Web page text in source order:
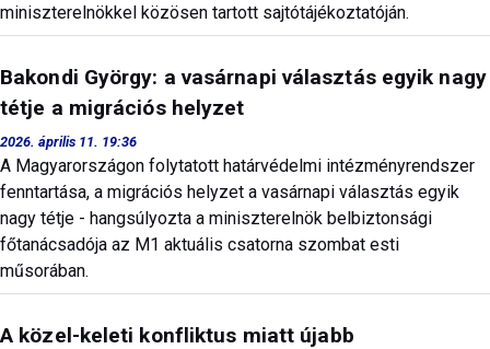
miniszterelnökkel közösen tartott sajtótájékoztatóján.
Bakondi György: a vasárnapi választás egyik nagy
tétje a migrációs helyzet
2026. április 11. 19:36
A Magyarországon folytatott határvédelmi intézményrendszer
fenntartása, a migrációs helyzet a vasárnapi választás egyik
nagy tétje - hangsúlyozta a miniszterelnök belbiztonsági
főtanácsadója az M1 aktuális csatorna szombat esti
műsorában.
A közel-keleti konfliktus miatt újabb